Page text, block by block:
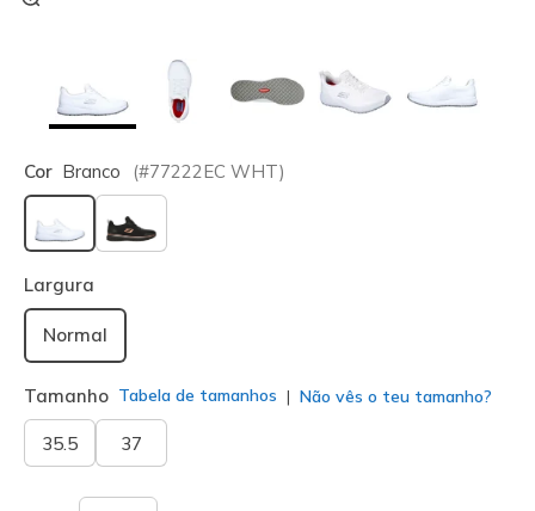
Cor Branco (#77222EC WHT)
selecionado
Largura
Normal
Tamanho Tabela de tamanhos Não vês o teu tamanho?
35.5 37